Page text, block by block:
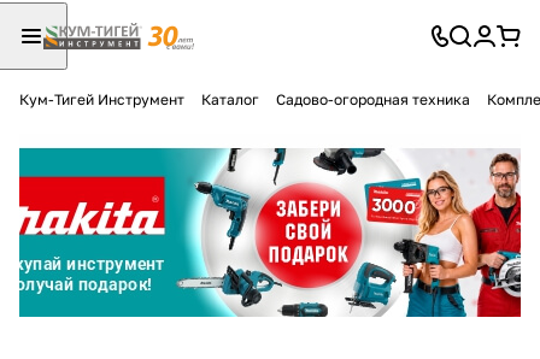
Кум-Тигей Инструмент Каталог Садово-огородная техника
Разбейте
оплатуна части
без переплат